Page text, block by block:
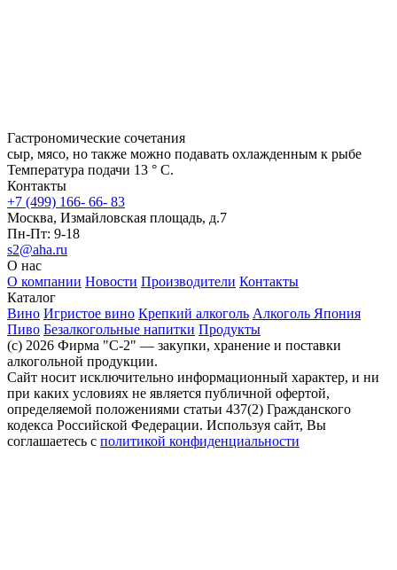
Гастрономические сочетания
сыр, мясо, но также можно подавать охлажденным к рыбе
Температура подачи 13 ° C.
Контакты
+7 (499) 166- 66- 83
Москва, Измайловская площадь, д.7
Пн-Пт: 9-18
s2@aha.ru
О нас
О компании Новости Производители Контакты
Каталог
Вино Игристое вино Крепкий алкоголь Алкоголь Япония
Пиво Безалкогольные напитки Продукты
(c) 2026 Фирма "С-2" — закупки, хранение и поставки
алкогольной продукции.
Сайт носит исключительно информационный характер, и ни
при каких условиях не является публичной офертой,
определяемой положениями статьи 437(2) Гражданского
кодекса Российской Федерации. Используя сайт, Вы
соглашаетесь с политикой конфиденциальности